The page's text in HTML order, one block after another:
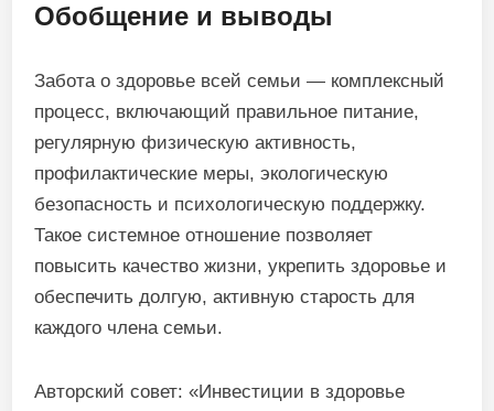
Обобщение и выводы
Забота о здоровье всей семьи — комплексный
процесс, включающий правильное питание,
регулярную физическую активность,
профилактические меры, экологическую
безопасность и психологическую поддержку.
Такое системное отношение позволяет
повысить качество жизни, укрепить здоровье и
обеспечить долгую, активную старость для
каждого члена семьи.
Авторский совет: «Инвестиции в здоровье